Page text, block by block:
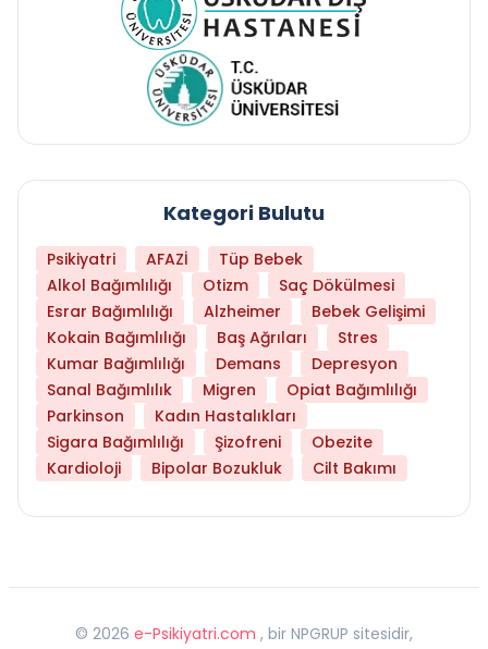
Kategori Bulutu
Psikiyatri AFAZİ
Tüp Bebek
Alkol Bağımlılığı
Otizm
Saç Dökülmesi
Esrar Bağımlılığı
Alzheimer
Bebek Gelişimi
Kokain Bağımlılığı
Baş Ağrıları
Stres
Kumar Bağımlılığı
Demans
Depresyon
Sanal Bağımlılık
Migren
Opiat Bağımlılığı
Parkinson
Kadın Hastalıkları
Sigara Bağımlılığı
Şizofreni
Obezite
Kardioloji
Bipolar Bozukluk Cilt Bakımı
© 2026 e-Psikiyatri.com , bir NPGRUP sitesidir,